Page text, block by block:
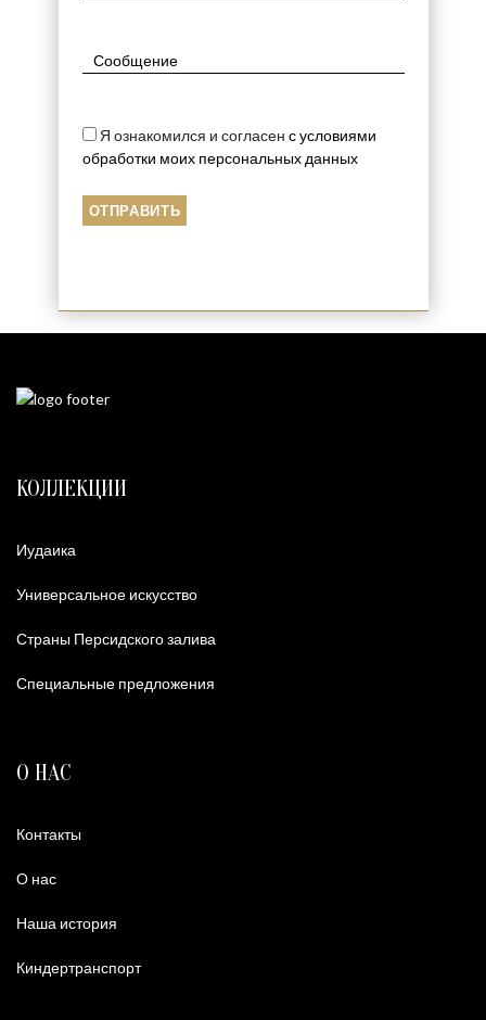
Я ознакомился и согласен с условиями
обработки моих персональных данных
КОЛЛЕКЦИИ
Иудаика
Универсальное искусство
Страны Персидского залива
Специальные предложения
О НАС
Контакты
О нас
Наша история
Киндертранспорт